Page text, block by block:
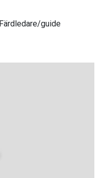
Färdledare/guide